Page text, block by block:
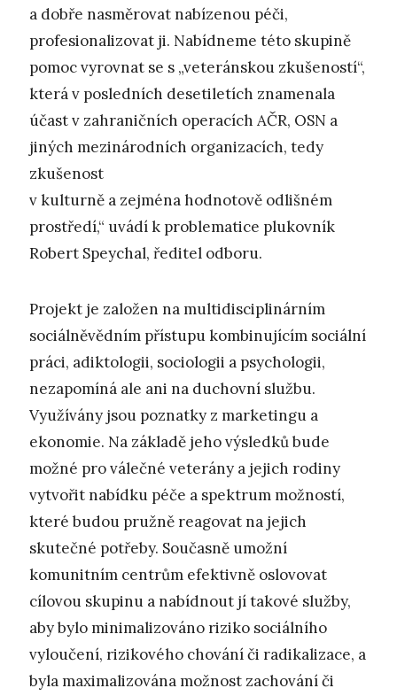
a dobře nasměrovat nabízenou péči,
profesionalizovat ji. Nabídneme této skupině
pomoc vyrovnat se s „veteránskou zkušeností“,
která v posledních desetiletích znamenala
účast v zahraničních operacích AČR, OSN a
jiných mezinárodních organizacích, tedy
zkušenost
v kulturně a zejména hodnotově odlišném
prostředí,“ uvádí k problematice plukovník
Robert Speychal, ředitel odboru.
Projekt je založen na multidisciplinárním
sociálněvědním přístupu kombinujícím sociální
práci, adiktologii, sociologii a psychologii,
nezapomíná ale ani na duchovní službu.
Využívány jsou poznatky z marketingu a
ekonomie. Na základě jeho výsledků bude
možné pro válečné veterány a jejich rodiny
vytvořit nabídku péče a spektrum možností,
které budou pružně reagovat na jejich
skutečné potřeby. Současně umožní
komunitním centrům efektivně oslovovat
cílovou skupinu a nabídnout jí takové služby,
aby bylo minimalizováno riziko sociálního
vyloučení, rizikového chování či radikalizace, a
byla maximalizována možnost zachování či